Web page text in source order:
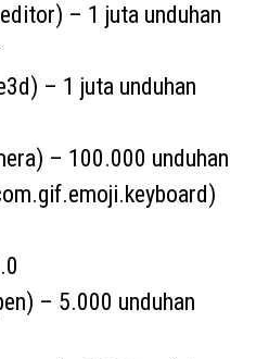
– 1 juta unduhan
– 1 juta unduhan
– 100.000 unduhan
– 5.000 unduhan